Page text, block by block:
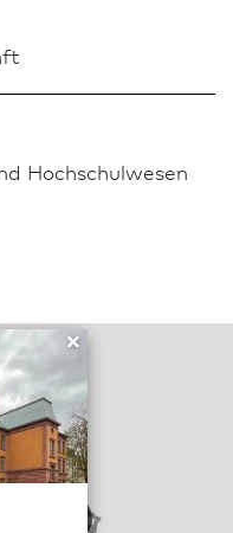
Hochschulwesen
×